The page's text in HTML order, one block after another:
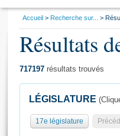
Général
Vous
Accueil Recherche sur...
Résultats
717197 résultats trouvés
LÉGISLATURE
17e législature